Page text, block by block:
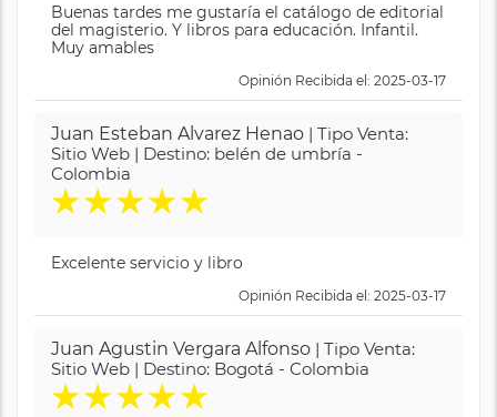
Buenas tardes me gustaría el catálogo de editorial
del magisterio. Y libros para educación. Infantil.
Muy amables
Opinión Recibida el: 2025-03-17
Juan Esteban Alvarez Henao | Tipo Venta:
Sitio Web | Destino: belén de umbría -
Colombia
★★★★★
Excelente servicio y libro
Opinión Recibida el: 2025-03-17
Juan Agustin Vergara Alfonso | Tipo Venta:
Sitio Web | Destino: Bogotá - Colombia
★★★★★